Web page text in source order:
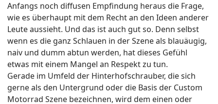
Anfangs noch diffusen Empfindung heraus die Frage,
wie es überhaupt mit dem Recht an den Ideen anderer
Leute aussieht. Und das ist auch gut so. Denn selbst
wenn es die ganz Schlauen in der Szene als blauäugig,
naiv und dumm abtun werden, hat dieses Gefühl
etwas mit einem Mangel an Respekt zu tun.
Gerade im Umfeld der Hinterhofschrauber, die sich
gerne als den Untergrund oder die Basis der Custom
Motorrad Szene bezeichnen, wird dem einen oder